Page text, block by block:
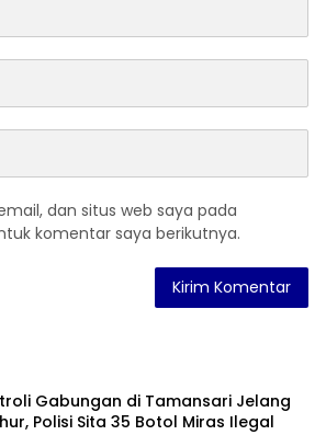
dan situs web saya pada
komentar saya berikutnya.
Gabungan di Tamansari Jelang
Polisi Sita 35 Botol Miras Ilegal